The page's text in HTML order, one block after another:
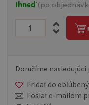
Ihneď(po
Doručíme nasledujúci
Pridať do
Poslať e-mailom